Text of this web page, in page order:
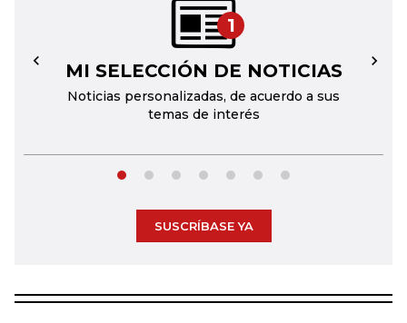
1
MI SELECCIÓN DE NOTICIAS
Noticias personalizadas, de acuerdo a sus
temas de interés
← →
SUSCRÍBASE YA